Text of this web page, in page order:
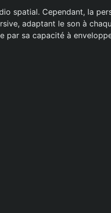
spatial. Cependant, la
adaptant le son à
sa capacité à